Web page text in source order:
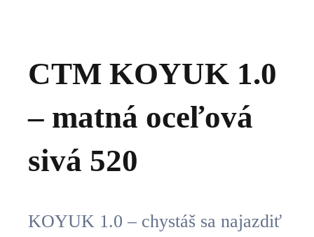
CTM KOYUK 1.0
– matná oceľová
sivá 520
KOYUK 1.0 – chystáš sa najazdiť